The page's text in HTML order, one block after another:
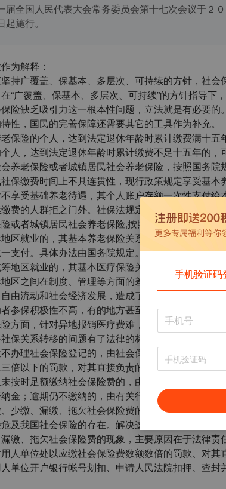
届全国人民代表大会常务委员会第十七次会议于２
施行。
为解释：
持广覆盖、保基本、多层次、可持续的方针，社会
“广覆盖、保基本、多层次、可持续”的方针指导
险缺乏吸引力这一根本性问题，立法就是有必要的
性，国民的完善保障还需要其它的工具作为补充。
保险的个人，达到法定退休年龄时累计缴费满十五
人，达到法定退休年龄时累计缴费不足十五年的
养老保险或者城镇居民社会养老保险，按照国务院
保缴费时间上不具连贯性，现行政策规定享受基
享受基础养老待遇，其个人账户存额一次性支付
费的人群拒之门外。社保法规定上述人群可以缴
或者城镇居民社会养老保险,按照国务院规定享受相
区就业的，其基本养老保险关系随本人转移，缴
支付。具体办法由国务院规定。
地区就业的，其基本医疗保险关系随本人转移，缴
区之间在制度、管理等方面的差异，导致流动劳
由流动和社会经济发展，造成了参保人员享受保
参保积极性不高，有的地方甚至出现了大量农民工
方面，针对异地报销医疗费难，领取养老金不便
保关系转移的问题有了法律的标准要求。
办理社会保险登记的，由社会保险行政部门责令
倍以下的罚款，对其直接负责的主管人员和其他直
按时足额缴纳社会保险费的，由社会保险费征收
金；逾期仍不缴纳的，由有关行政部门处欠缴数额
少缴、漏缴、拖欠社会保险费的现象层出不穷。
及我国社会保险的存在。解决这一问题，手段之
缴、拖欠社会保险费的现象，主要原因在于法律
人单位处以应缴社会保险费数额数倍的罚款、对
单位开户银行帐号划扣、申请人民法院扣押、查
手机验证码